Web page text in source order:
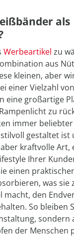
als
Werbeartikel zu
aus
kleinen, aber
einer Vielzahl
eine großartige
zu
immer
gestaltet ist
kraftvolle Art,
Ihrer
einen
was sie
macht, den
So bleiben
sondern
der Menschen